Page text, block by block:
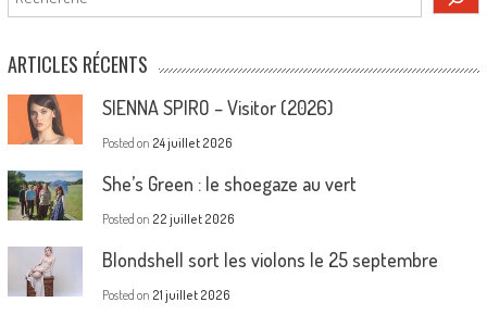
ARTICLES RÉCENTS
SIENNA SPIRO – Visitor (2026)
Posted on 24 juillet 2026
She’s Green : le shoegaze au vert
Posted on 22 juillet 2026
Blondshell sort les violons le 25 septembre
Posted on 21 juillet 2026